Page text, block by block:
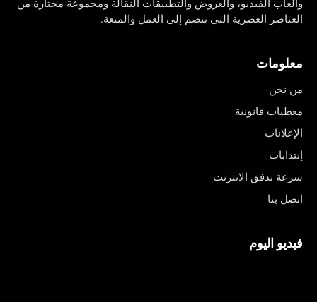
وألعاب الفيديو، والعروض والتطبيقات النقالة ومجموعة مختارة من
العناصر العصرية التي تنضم إلى العمل والمتعة.
معلومات
من نحن
معطيات قانونية
الإعلانات
إنتدابات
سرعة تدفق الانترنت
اتصل بنا
فيديو اليوم